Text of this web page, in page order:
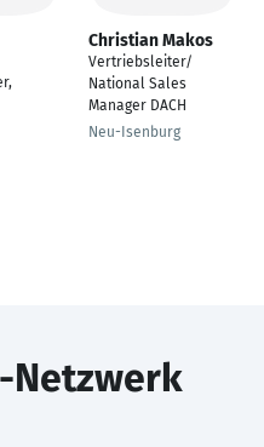
Christian Makos
Vertriebsleiter/
National Sales
Manager DACH
Neu-Isenburg
Netzwerk